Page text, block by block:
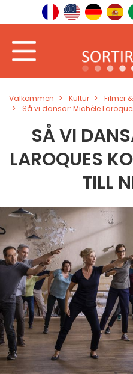
Välkommen Kultur
Filmer
Så vi dansar: Michèle
SÅ VI
LAROQUES
TILL